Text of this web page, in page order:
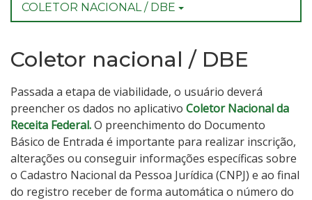
COLETOR NACIONAL / DBE
Coletor nacional / DBE
Passada a etapa de viabilidade, o usuário deverá
preencher os dados no aplicativo Coletor Nacional da
Receita Federal.O preenchimento do Documento
Básico de Entrada é importante para realizar inscrição,
alterações ou conseguir informações específicas sobre
o Cadastro Nacional da Pessoa Jurídica (CNPJ) e ao final
do registro receber de forma automática o número do